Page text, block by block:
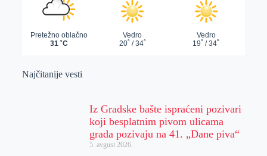
Najčitanije vesti
Iz Gradske bašte ispraćeni pozivari
koji besplatnim pivom ulicama
grada pozivaju na 41. „Dane piva“
5. avgust 2026.